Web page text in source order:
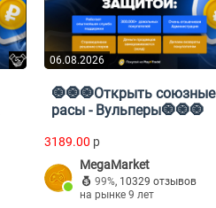
06.08.2026
🧿🧿🧿Открыть союзные
расы - Вульперы🧿🧿🧿
3189.00 p
MegaMarket
99%, 10329 отзывов
на рынке 9 лет